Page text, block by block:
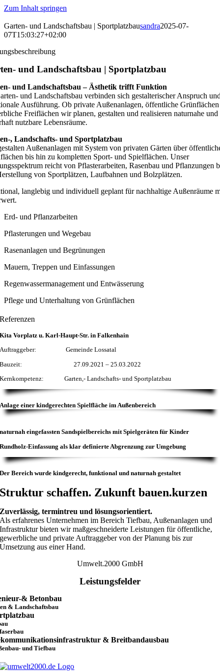
Zum Inhalt springen
Garten- und Landschaftsbau | Sportplatzbausandra2025-07-
07T15:03:27+02:00
und Landschaftsbau | Sportplatzbau
und Landschaftsbau – Ästhetik trifft Funktion
und Landschaftsbau verbinden sich gestalterischer Anspruch
Ausführung. Ob private Außenanlagen, öffentliche
Freiflächen wir planen, gestalten und realisieren naturnahe und
nutzbare Lebensräume.
, Landschafts- und Sportplatzbau
Außenanlagen mit System von privaten Gärten über
bis hin zu kompletten Sport- und Spielflächen. Unser
reicht von Pflasterarbeiten, Rasenbau und Pflanzungen
von Sportplätzen, Laufbahnen und Bolzplätzen.
langlebig und individuell geplant für nachhaltige Außenräume
Erd- und Pflanzarbeiten
Pflasterungen und Wegebau
Rasenanlagen und Begrünungen
Mauern, Treppen und Einfassungen
Regenwassermanagement und Entwässerung
Pflege und Unterhaltung von Grünflächen
Referenzen
Kita Vorplatz u. Karl-Haupt-Str. in Falkenhain
Auftraggeber: Gemeinde Lossatal
Bauzeit: 27.09.2021 – 25.03.2022
Kernkompetenz: Garten,- Landschafts- und Sportplatzbau
Anlage einerkindgerechten Spielfläche im Außenbereich
naturnah eingefassten Sandspielbereichs mit Spielgeräten für Kinder
Rundholz-Einfassung als klar definierte Abgrenzung zur Umgebung
Der Bereich wurde kindgerecht, funktional und naturnah gestaltet
Struktur schaffen. Zukunft bauen.kurzen
Zuverlässig, termintreu und lösungsorientiert.
Als erfahrenes Unternehmen im Bereich Tiefbau, Außenanlagen und
Infrastruktur bieten wir maßgeschneiderte Leistungen für öffentliche,
gewerbliche und private Auftraggeber von der Planung bis zur
Umsetzung aus einer Hand.
Umwelt.2000 GmbH
Leistungsfelder
& Betonbau
& Landschaftsbau
& Breitbandausbau
und Tiefbau